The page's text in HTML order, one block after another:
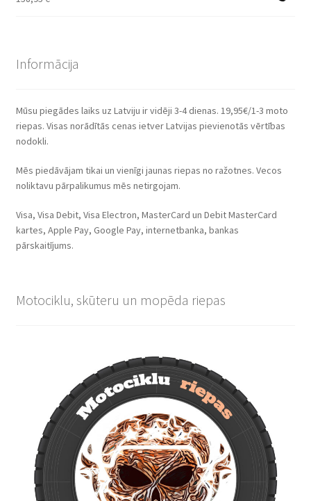
Informācija
Mūsu piegādes laiks uz Latviju ir vidēji 3-4 dienas. 19,95€/1-3 moto
riepas. Visas norādītās cenas ietver Latvijas pievienotās vērtības
nodokli.
Mēs piedāvājam tikai un vienīgi jaunas riepas no ražotnes. Vecos
noliktavu pārpalikumus mēs netirgojam.
Visa, Visa Debit, Visa Electron, MasterCard un Debit MasterCard
kartes, Apple Pay, Google Pay, internetbanka, bankas
pārskaitījums.
Motociklu, skūteru un mopēda riepas